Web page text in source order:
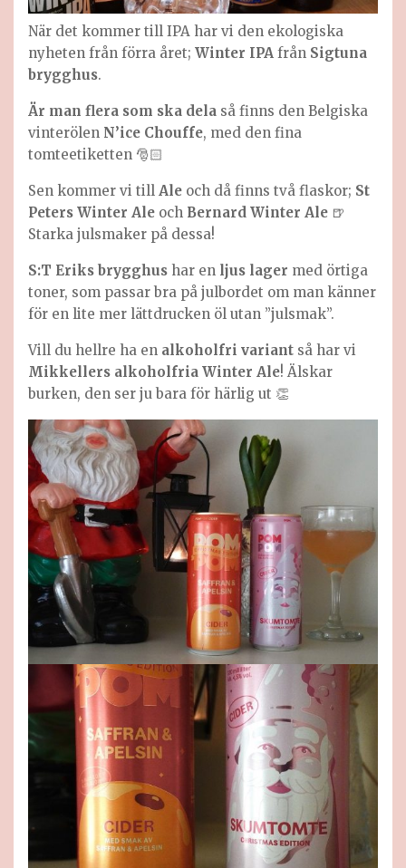
När det kommer till IPA har vi den ekologiska
nyheten från förra året; Winter IPA från Sigtuna
brygghus.
Är man flera som ska dela så finns den Belgiska
vinterölen N’ice Chouffe, med den fina
tomteetiketten 🎅🏻
Sen kommer vi till Ale och då finns två flaskor; St
Peters Winter Ale och Bernard Winter Ale 🍺
Starka julsmaker på dessa!
S:T Eriks brygghus har en ljus lager med örtiga
toner, som passar bra på julbordet om man känner
för en lite mer lättdrucken öl utan ”julsmak”.
Vill du hellre ha en alkoholfri variant så har vi
Mikkellers alkoholfria Winter Ale! Älskar
burken, den ser ju bara för härlig ut 👏